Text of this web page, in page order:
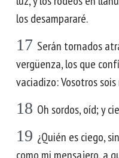
los desampararé.
17 Serán tornados
vergüenza, los que
vaciadizo: Vosotros
18 Oh sordos, oíd; y
19 ¿Quién es ciego,